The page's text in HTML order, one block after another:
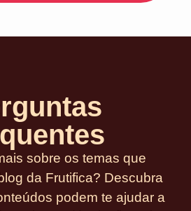
sobre os temas que
da Frutifica? Descubra
podem te ajudar a